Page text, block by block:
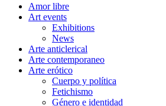
Amor libre
Art events
Exhibitions
News
Arte anticlerical
Arte contemporaneo
Arte erótico
Cuerpo y política
Fetichismo
Género e identidad